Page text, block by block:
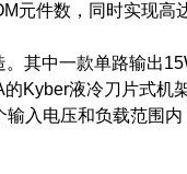
元件数，同时实现高
其中一款单路输出
Kyber液冷刀片式机
入电压和负载范围内